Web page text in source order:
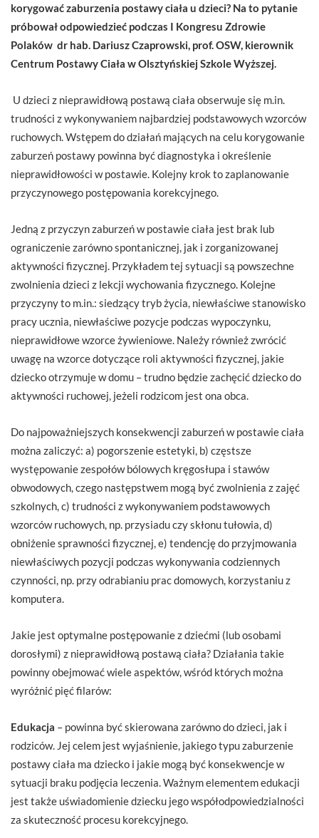
korygować zaburzenia postawy ciała u dzieci? Na to pytanie
próbował odpowiedzieć podczas I Kongresu Zdrowie
Polaków dr hab. Dariusz Czaprowski, prof. OSW, kierownik
Centrum Postawy Ciała w Olsztyńskiej Szkole Wyższej.
U dzieci z nieprawidłową postawą ciała obserwuje się m.in.
trudności z wykonywaniem najbardziej podstawowych wzorców
ruchowych. Wstępem do działań mających na celu korygowanie
zaburzeń postawy powinna być diagnostyka i określenie
nieprawidłowości w postawie. Kolejny krok to zaplanowanie
przyczynowego postępowania korekcyjnego.
Jedną z przyczyn zaburzeń w postawie ciała jest brak lub
ograniczenie zarówno spontanicznej, jak i zorganizowanej
aktywności fizycznej. Przykładem tej sytuacji są powszechne
zwolnienia dzieci z lekcji wychowania fizycznego. Kolejne
przyczyny to m.in.: siedzący tryb życia, niewłaściwe stanowisko
pracy ucznia, niewłaściwe pozycje podczas wypoczynku,
nieprawidłowe wzorce żywieniowe. Należy również zwrócić
uwagę na wzorce dotyczące roli aktywności fizycznej, jakie
dziecko otrzymuje w domu – trudno będzie zachęcić dziecko do
aktywności ruchowej, jeżeli rodzicom jest ona obca.
Do najpoważniejszych konsekwencji zaburzeń w postawie ciała
można zaliczyć: a) pogorszenie estetyki, b) częstsze
występowanie zespołów bólowych kręgosłupa i stawów
obwodowych, czego następstwem mogą być zwolnienia z zajęć
szkolnych, c) trudności z wykonywaniem podstawowych
wzorców ruchowych, np. przysiadu czy skłonu tułowia, d)
obniżenie sprawności fizycznej, e) tendencję do przyjmowania
niewłaściwych pozycji podczas wykonywania codziennych
czynności, np. przy odrabianiu prac domowych, korzystaniu z
komputera.
Jakie jest optymalne postępowanie z dziećmi (lub osobami
dorosłymi) z nieprawidłową postawą ciała? Działania takie
powinny obejmować wiele aspektów, wśród których można
wyróżnić pięć filarów:
Edukacja – powinna być skierowana zarówno do dzieci, jak i
rodziców. Jej celem jest wyjaśnienie, jakiego typu zaburzenie
postawy ciała ma dziecko i jakie mogą być konsekwencje w
sytuacji braku podjęcia leczenia. Ważnym elementem edukacji
jest także uświadomienie dziecku jego współodpowiedzialności
za skuteczność procesu korekcyjnego.